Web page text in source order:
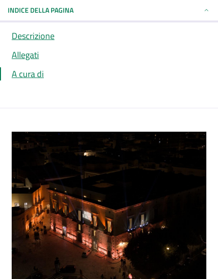
INDICE DELLA PAGINA
Descrizione
Allegati
A cura di